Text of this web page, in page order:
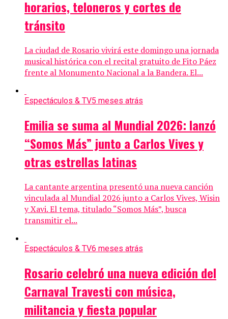
horarios, teloneros y cortes de
tránsito
La ciudad de Rosario vivirá este domingo una jornada
musical histórica con el recital gratuito de Fito Páez
frente al Monumento Nacional a la Bandera. El...
Espectáculos & TV5 meses atrás
Emilia se suma al Mundial 2026: lanzó
“Somos Más” junto a Carlos Vives y
otras estrellas latinas
La cantante argentina presentó una nueva canción
vinculada al Mundial 2026 junto a Carlos Vives, Wisin
y Xavi. El tema, titulado “Somos Más”, busca
transmitir el...
Espectáculos & TV6 meses atrás
Rosario celebró una nueva edición del
Carnaval Travesti con música,
militancia y fiesta popular